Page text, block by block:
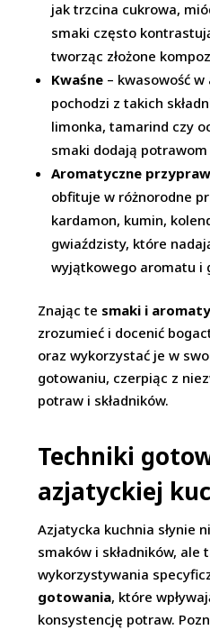
jak trzcina cukrowa,
smaki często
tworząc złożone
Kwaśne – kwasowość
pochodzi z takich
limonka, tamarind czy
smaki dodają
Aromatyczne
obfituje w różnorodne
kardamon, kumin,
gwiaździsty, które
wyjątkowego aromatu i
Znając te smaki i aromaty
zrozumieć i docenić
oraz wykorzystać je w
gotowaniu, czerpiąc z
potraw i składników.
Techniki
azjatyckiej
Azjatycka kuchnia słynie
smaków i składników, ale
wykorzystywania
gotowania, które
konsystencję potraw.